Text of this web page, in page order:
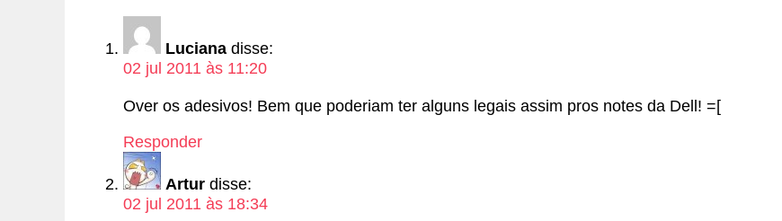
Luciana disse:
02 jul 2011 às 11:20
Over os adesivos! Bem que poderiam ter alguns legais assim pros notes da Dell! =[
Responder
Artur disse:
02 jul 2011 às 18:34